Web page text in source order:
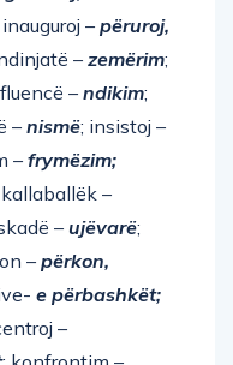
inauguroj – përuroj,
– zemërim;
– ndikim;
–nismë; insistoj –
– frymëzim;
kallaballëk –
–ujëvarë;
– përkon,
e përbashkët;
–